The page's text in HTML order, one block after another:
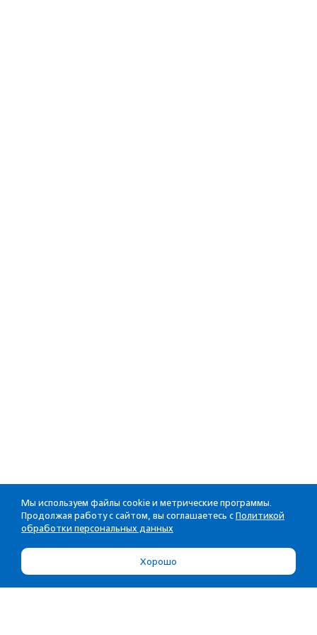
Мы используем файлы cookie и метрические программы.
Продолжая работу с сайтом, вы соглашаетесь с Политикой
обработки персональных данных
Хорошо